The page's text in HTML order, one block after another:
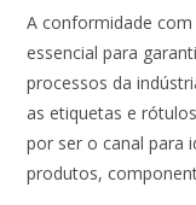
A conformidade
essencial para
processos da
as etiquetas e
por ser o canal para
produtos,